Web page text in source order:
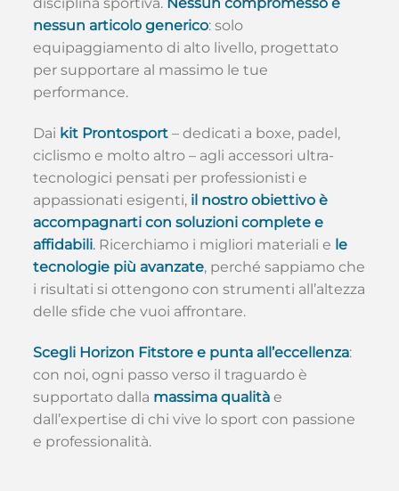
disciplina sportiva. Nessun compromesso e
nessun articolo generico: solo
equipaggiamento di alto livello, progettato
per supportare al massimo le tue
performance.
Dai kit Prontosport – dedicati a boxe, padel,
ciclismo e molto altro – agli accessori ultra-
tecnologici pensati per professionisti e
appassionati esigenti, il nostro obiettivo è
accompagnarti con soluzioni complete e
affidabili. Ricerchiamo i migliori materiali e le
tecnologie più avanzate, perché sappiamo che
i risultati si ottengono con strumenti all’altezza
delle sfide che vuoi affrontare.
Scegli Horizon Fitstore e punta all’eccellenza:
con noi, ogni passo verso il traguardo è
supportato dalla massima qualità e
dall’expertise di chi vive lo sport con passione
e professionalità.